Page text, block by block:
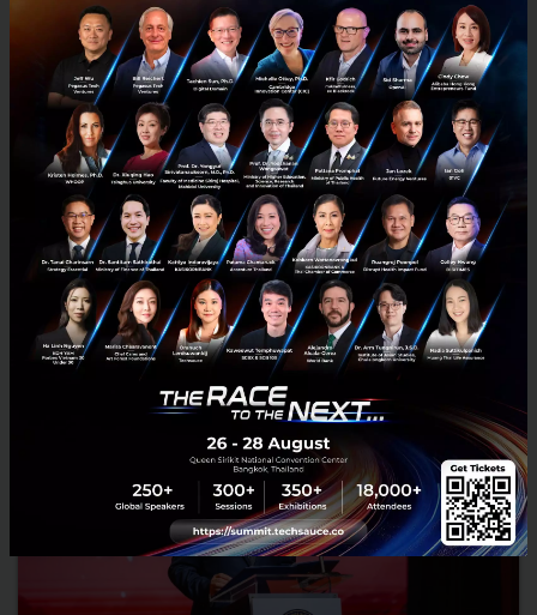
RELATED ARTICLE